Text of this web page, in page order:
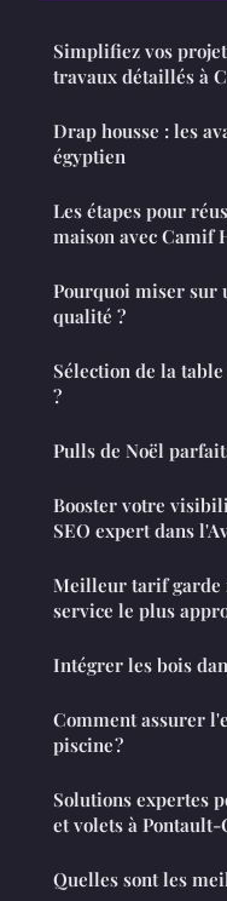
Simplifiez vos
travaux détaillés à
Drap housse : les
égyptien
Les étapes pour
maison avec Camif
Pourquoi miser sur
qualité ?
Sélection de la
?
Pulls de Noël
Booster votre
SEO expert dans
Meilleur tarif garde
service le plus
Intégrer les bois
Comment assurer
piscine ?
Solutions expertes
et volets à
Quelles sont les